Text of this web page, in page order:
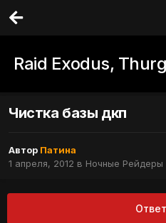
Raid Exodus,
Чистка базы дкп
Автор Патина
1 апреля, 2012 в Ночные Рейдеры